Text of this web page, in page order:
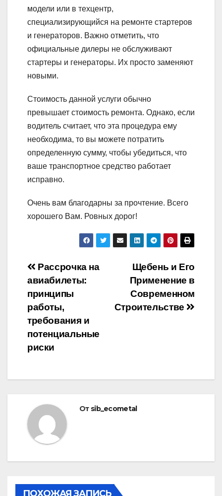
модели или в техцентр,
специализирующийся на ремонте стартеров
и генераторов. Важно отметить, что
официальные дилеры не обслуживают
стартеры и генераторы. Их просто заменяют
новыми.
Стоимость данной услуги обычно
превышает стоимость ремонта. Однако, если
водитель считает, что эта процедура ему
необходима, то вы можете потратить
определенную сумму, чтобы убедиться, что
ваше транспортное средство работает
исправно.
Очень вам благодарны за прочтение. Всего
хорошего Вам. Ровных дорог!
Навигация
по
записям
Щебень и Его
Применение в
Современном
Строительстве
Рассрочка на
авиабилеты:
принципы
работы,
требования и
потенциальные
риски
От sib_ecometal
ПОХОЖАЯ ЗАПИСЬ